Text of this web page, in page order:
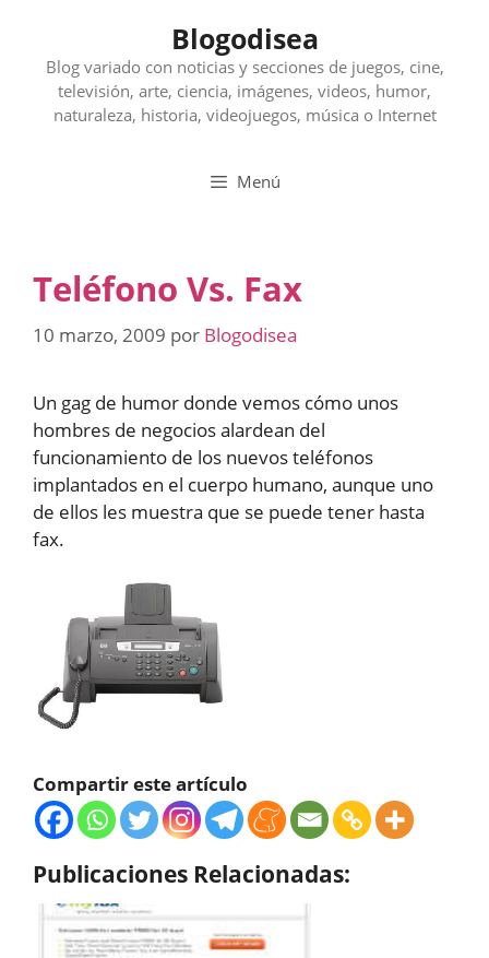
contenido
Blogodisea
Blog variado con noticias y secciones de juegos, cine,
televisión, arte, ciencia, imágenes, videos, humor,
naturaleza, historia, videojuegos, música o Internet
Menú
Teléfono Vs. Fax
10 marzo, 2009 por Blogodisea
Un gag de humor donde vemos cómo unos
hombres de negocios alardean del
funcionamiento de los nuevos teléfonos
implantados en el cuerpo humano, aunque uno
de ellos les muestra que se puede tener hasta
fax.
Compartir este artículo
Publicaciones Relacionadas: